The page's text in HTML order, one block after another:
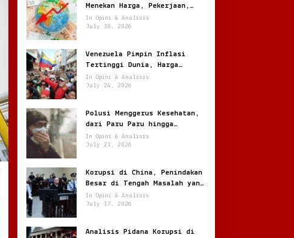
Menekan Harga, Pekerjaan,
dan Daya Beli Masyarakat
In Opini & Analisis
July 30, 2026
Venezuela Pimpin Inflasi
Tertinggi Dunia, Harga
Melonjak Ratusan Persen
In Opini & Analisis
July 24, 2026
Polusi Menggerus Kesehatan,
dari Paru Paru hingga
Jantung
In Opini & Analisis
July 21, 2026
Korupsi di China, Penindakan
Besar di Tengah Masalah yang
Terus Berulang
In Opini & Analisis
July 17, 2026
Analisis Pidana Korupsi di